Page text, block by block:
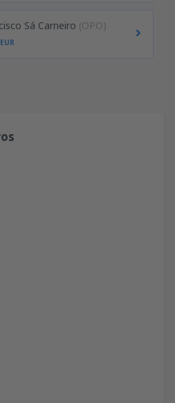
Sá Carneiro (OPO)
EUR